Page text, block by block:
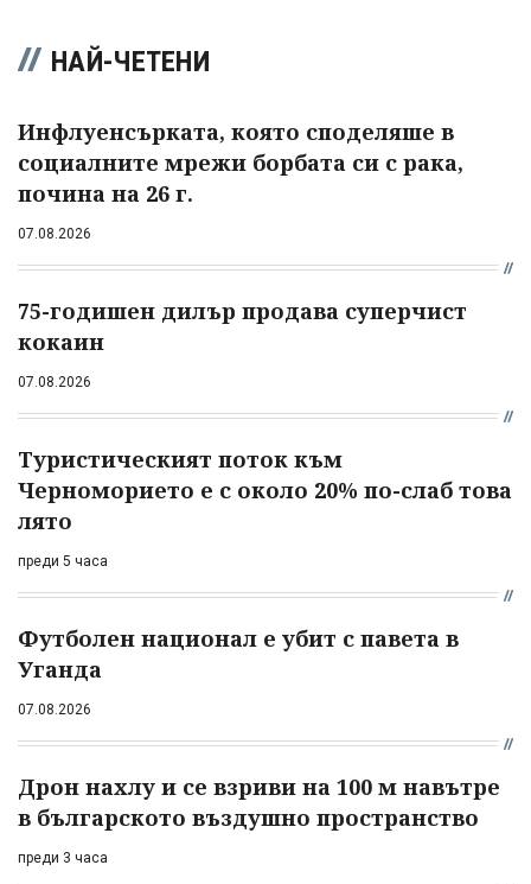
НАЙ-ЧЕТЕНИ
Инфлуенсърката, която споделяше в
социалните мрежи борбата си с рака,
почина на 26 г.
07.08.2026
75-годишен дилър продава суперчист
кокаин
07.08.2026
Туристическият поток към
Черноморието е с около 20% по-слаб това
лято
преди 5 часа
Футболен национал е убит с павета в
Уганда
07.08.2026
Дрон нахлу и се взриви на 100 м навътре
в българското въздушно пространство
преди 3 часа